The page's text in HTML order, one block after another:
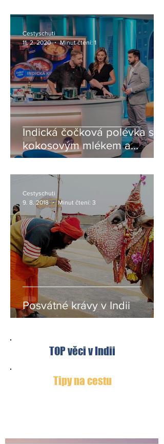
Indická čočková polévka s
kokosovým mlékem a
koriandrem + recept
Cestyschuti
11. 2. 2020
Minut čtení: 1
Posvátné krávy v Indii
Cestyschuti
9. 8. 2018
Minut čtení: 3
TOP věci v Indii
Tipy na cestu